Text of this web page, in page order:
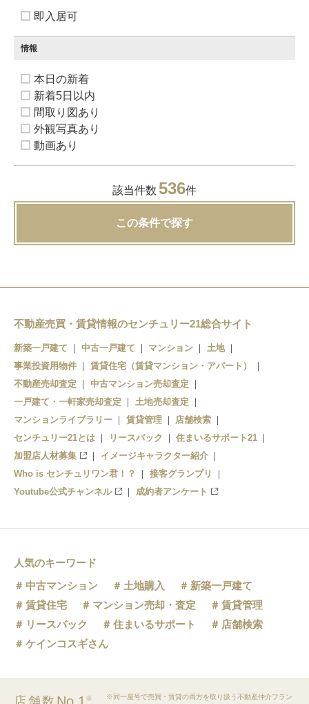
即入居可
情報
本日の新着
新着5日以内
間取り図あり
外観写真あり
動画あり
該当件数 536件
この条件で探す
不動産売買・賃貸情報のセンチュリー21総合サイト
新築一戸建て 中古一戸建て マンション
土地
事業投資用物件
賃貸住宅（賃貸マンション・アパート）
不動産売却査定
中古マンション売却査定
一戸建て・一軒家売却査定
土地売却査定
マンションライブラリー
賃貸管理
店舗検索
センチュリー21とは
リースバック
住まいるサポート21
加盟店人材募集
イメージキャラクター紹介
Who is センチュリワン君！？
接客グランプリ
Youtube公式チャンネル
成約者アンケート
人気のキーワード
中古マンション
土地購入
新築一戸建て
賃貸住宅
マンション売却・査定
賃貸管理
リースバック
住まいるサポート
店舗検索
ケインコスギさん
店舗数 ※
※同一屋号で売買・賃貸の両方を取り扱う不動産仲介フラン